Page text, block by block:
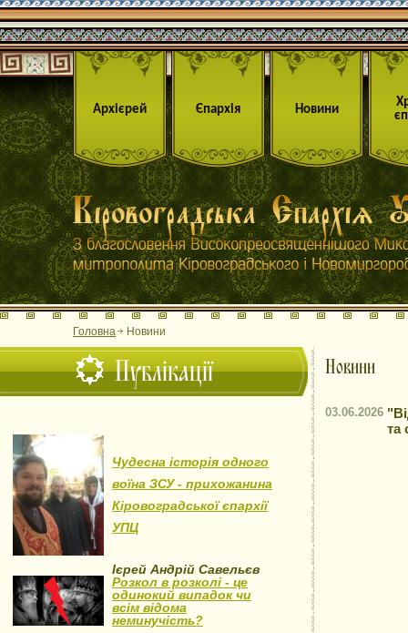
Архієрей Єпархія Новини
Головна Новини
Публікації
Чудесна історія одного
воїна ЗСУ - прихожанина
Кіровоградської єпархії
УПЦ
Ієрей Андрій Савельєв
Розкол в розколі - це
одинокий випадок чи
всім відома
неминучість?
Новини
03.06.2026
та